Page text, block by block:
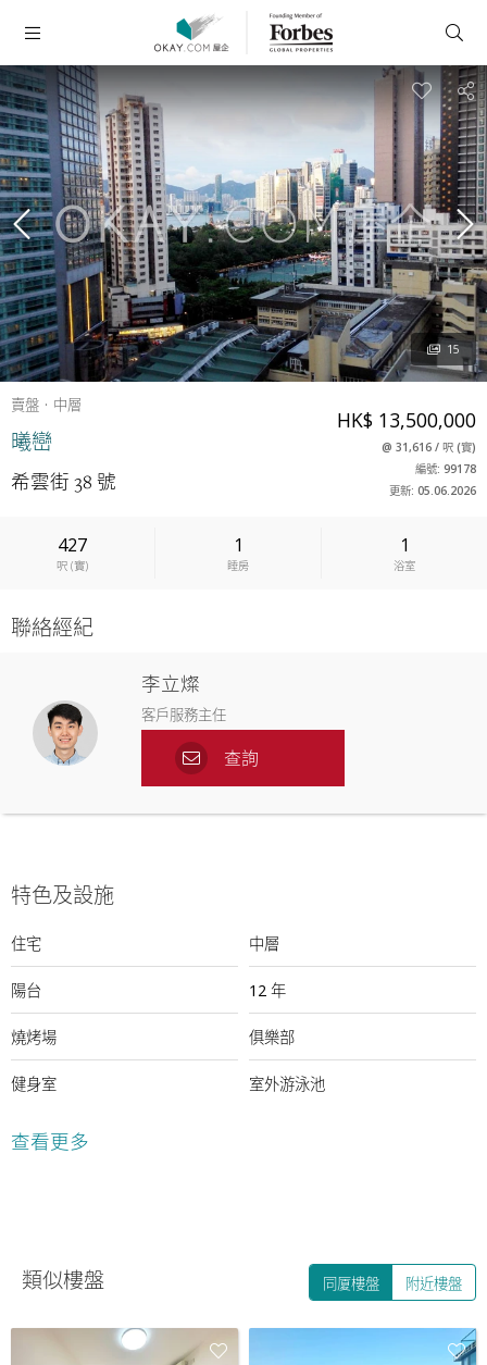
賣盤 中層
曦巒
希雲街 38 號
HK$ 13,500,000
@ 31,616/ 呎(實)
編號: 99178
更新: 05.06.2026
427
呎(實)
1
睡房
1
浴室
15
聯絡經紀
李立燦
客戶服務主任
查詢
特色及設施
住宅 中層
陽台 12 年
燒烤場 俱樂部
健身室 室外游泳池
24小時保安
查看更多
類似樓盤 同厦樓盤 附近樓盤